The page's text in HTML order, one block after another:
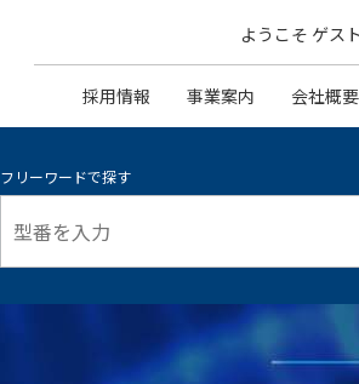
ようこそ ゲス
採用情報 事業案内 会社概要
フリーワードで探す